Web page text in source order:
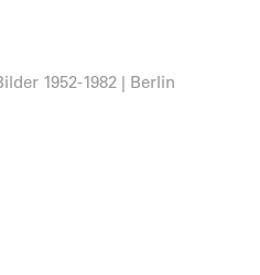
1952-1982 | Berlin